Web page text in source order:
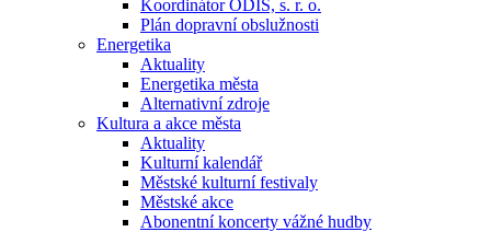
Koordinátor ODIS, s. r. o.
Plán dopravní obslužnosti
Energetika
Aktuality
Energetika města
Alternativní zdroje
Kultura a akce města
Aktuality
Kulturní kalendář
Městské kulturní festivaly
Městské akce
Abonentní koncerty vážné hudby